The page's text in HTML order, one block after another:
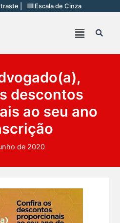
| Escala de Cinza
descontos
ao seu ano
de 2020